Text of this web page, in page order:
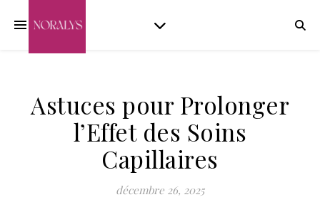
Astuces pour Prolonger
l’Effet des Soins
Capillaires
décembre 26, 2025